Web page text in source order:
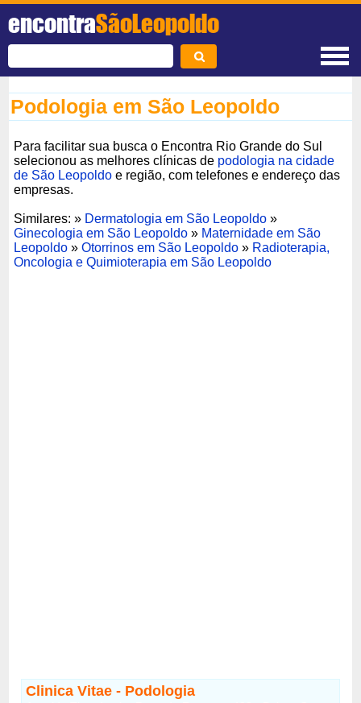
encontraSãoLeopoldo
Podologia em São Leopoldo
Para facilitar sua busca o Encontra Rio Grande do Sul
selecionou as melhores clínicas de podologia na cidade
de São Leopoldo e região, com telefones e endereço das
empresas.
Similares: » Dermatologia em São Leopoldo »
Ginecologia em São Leopoldo » Maternidade em São
Leopoldo »Otorrinos em São Leopoldo » Radioterapia,
Oncologia e Quimioterapia em São Leopoldo
Clinica Vitae - Podologia